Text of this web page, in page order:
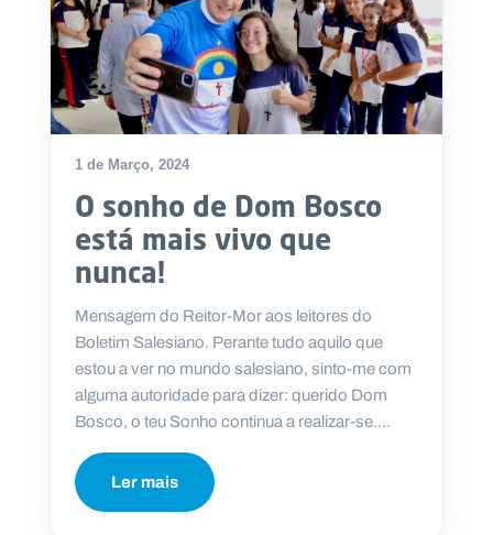
1 de Março, 2024
O sonho de Dom Bosco
está mais vivo que
nunca!
Mensagem do Reitor-Mor aos leitores do
Boletim Salesiano. Perante tudo aquilo que
estou a ver no mundo salesiano, sinto-me com
alguma autoridade para dizer: querido Dom
Bosco, o teu Sonho continua a realizar-se....
Ler mais